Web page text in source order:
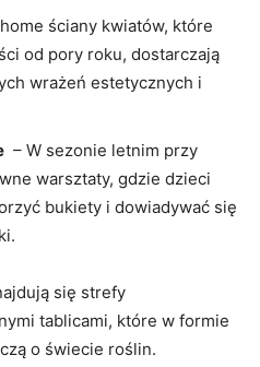
ściany ‍kwiatów,⁤ które
od pory roku, dostarczają
wrażeń‌ estetycznych i
​ – W sezonie letnim przy
warsztaty, gdzie dzieci
bukiety⁤ i dowiadywać się
się ​strefy
tablicami, które w formie
‌o świecie roślin.